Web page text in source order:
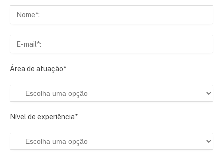
Área de atuação*
Nível de experiência*